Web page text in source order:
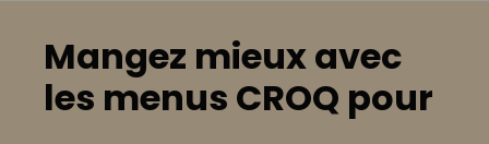
Mangez mieux avec
les menus CROQ pour